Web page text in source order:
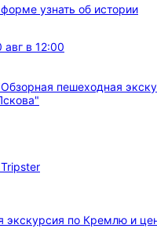
узнать об истории
авг в 12:00
экскурсия по Кремлю и